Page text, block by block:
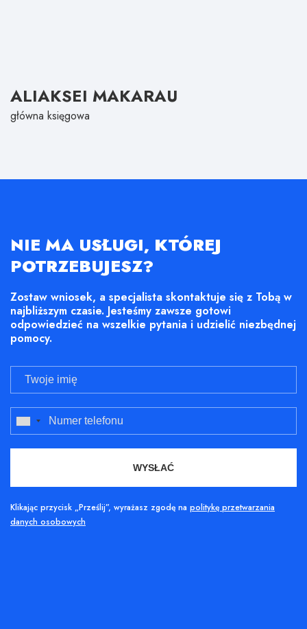
ALIAKSEI MAKARAU
główna księgowa
NIE MA USŁUGI, KTÓREJ
POTRZEBUJESZ?
Zostaw wniosek, a specjalista skontaktuje się z Tobą w
najbliższym czasie. Jesteśmy zawsze gotowi
odpowiedzieć na wszelkie pytania i udzielić niezbędnej
pomocy.
Klikając przycisk „Prześlij”, wyrażasz zgodę na politykę przetwarzania
danych osobowych